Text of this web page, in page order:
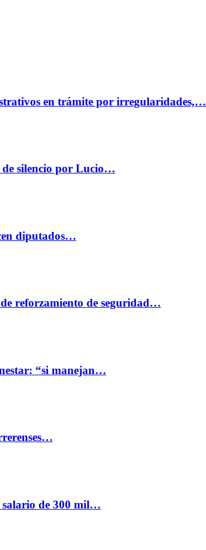
en trámite por irregularidades,…
silencio por Lucio…
diputados…
reforzamiento de seguridad…
“si manejan…
salario de 300 mil…